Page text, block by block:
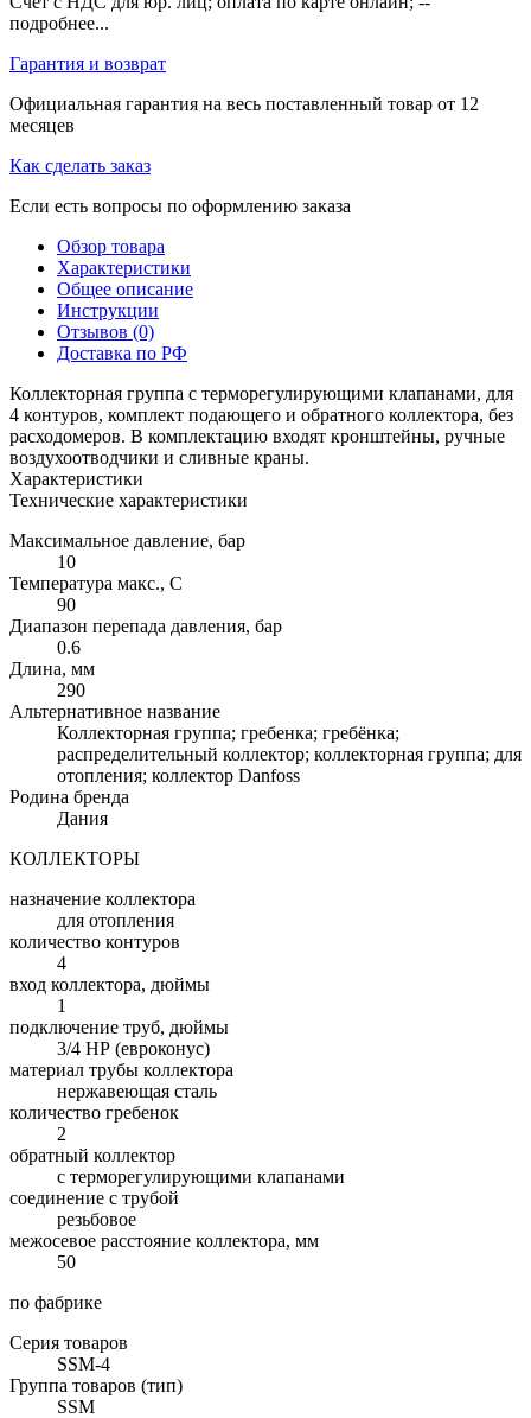
подробнее...
Гарантия и возврат
Официальная гарантия на весь поставленный товар от 12
месяцев
Как сделать заказ
Если есть вопросы по оформлению заказа
Обзор товара
Характеристики
Общее описание
Инструкции
Отзывов (0)
Доставка по РФ
Коллекторная группа с терморегулирующими клапанами, для
4 контуров, комплект подающего и обратного коллектора, без
расходомеров. В комплектацию входят кронштейны, ручные
воздухоотводчики и сливные краны.
Характеристики
Технические характеристики
Максимальное давление, бар
10
Температура макс., С
90
Диапазон перепада давления, бар
0.6
Длина, мм
290
Альтернативное название
Коллекторная группа; гребенка; гребёнка;
распределительный коллектор; коллекторная группа; для
отопления; коллектор Danfoss
Родина бренда
Дания
КОЛЛЕКТОРЫ
назначение коллектора
для отопления
количество контуров
4
вход коллектора, дюймы
1
подключение труб, дюймы
3/4 НР (евроконус)
материал трубы коллектора
нержавеющая сталь
количество гребенок
2
обратный коллектор
с терморегулирующими клапанами
соединение с трубой
резьбовое
межосевое расстояние коллектора, мм
50
по фабрике
Серия товаров
SSM-4
Группа товаров (тип)
SSM